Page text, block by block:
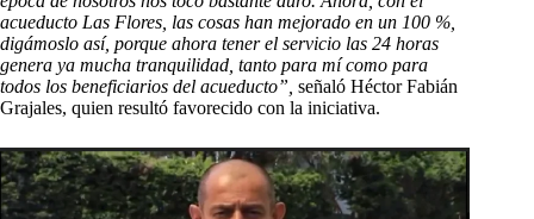
acueducto Las Flores, las cosas han mejorado en un 100 %,
digámoslo así, porque ahora tener el servicio las 24 horas
genera ya mucha tranquilidad, tanto para mí como para
todos los beneficiarios del acueducto”, señaló Héctor Fabián
Grajales, quien resultó favorecido con la iniciativa.